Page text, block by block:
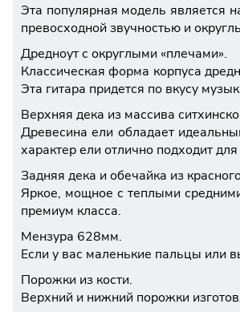
Эта популярная модель является
превосходной звучностью и
Дредноут с округлыми «плечами».
Классическая форма корпуса
Эта гитара придется по вкусу
Верхняя дека из массива
Древесина ели обладает
характер ели отлично подходит
Задняя дека и обечайка из
Яркое, мощное с теплыми
премиум класса.
Мензура 628мм.
Если у вас маленькие пальцы или
Порожки из кости.
Верхний и нижний порожки